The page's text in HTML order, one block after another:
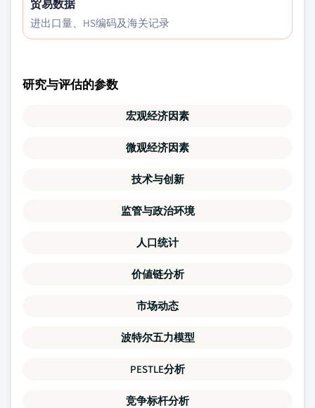
贸易数据
进出口量、HS编码及海关记录
研究与评估的参数
宏观经济因素
微观经济因素
技术与创新
监管与政治环境
人口统计
价値链分析
市场动态
波特尔五力模型
PESTLE分析
竞争标杆分析